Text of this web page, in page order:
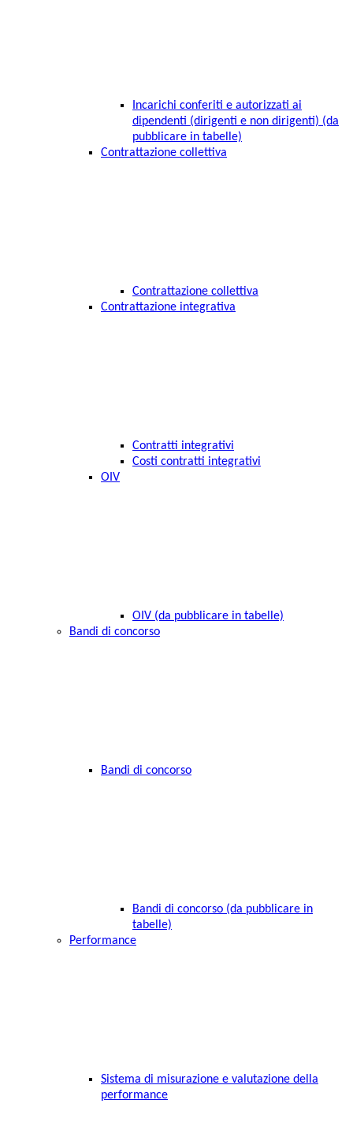
Incarichi conferiti e autorizzati ai
dipendenti (dirigenti e non dirigenti) (da
pubblicare in tabelle)
Contrattazione collettiva
Contrattazione collettiva
Contrattazione integrativa
Contratti integrativi
Costi contratti integrativi
OIV
OIV (da pubblicare in tabelle)
Bandi di concorso
Bandi di concorso
Bandi di concorso (da pubblicare in
tabelle)
Performance
Sistema di misurazione e valutazione della
performance